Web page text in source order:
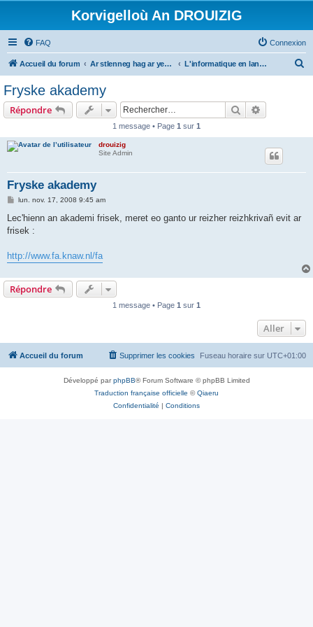
Korvigelloù An DROUIZIG
FAQ Connexion
Accueil du forum Ar stlenneg hag ar yezhoù bihan er bed a-bezh L'informatique en langues régionales et minoritaires
Fryske akademy
Répondre Rechercher
1 message • Page 1 sur 1
drouizig
Site Admin
Fryske akademy
M
s
a
lun. nov. 17, 2008 9:45 am
Lec'hienn an akademi frisek, meret eo ganto ur reizher reizhkrivañ evit ar
frisek :
http://www.fa.knaw.nl/fa
Répondre
1 message • Page 1 sur 1
Aller
Accueil du forum Fuseau horaire sur UTC+01:00
Supprimer les cookies
Développé parphpBB® Forum Software © phpBB Limited
Traduction française officielle ©Qiaeru
Confidentialité | Conditions